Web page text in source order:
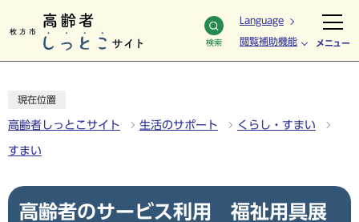
メニュー
検索
Language
閲覧補助機能
現在位置
高齢者しっとこサイト 生活のサポート くらし・すまい
すまい
高齢者のサービス利用 福祉用具展